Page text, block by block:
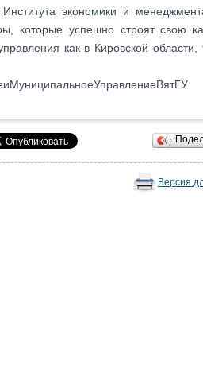
Института экономики и
которые успешно строят свою
как в Кировской области,
Версия